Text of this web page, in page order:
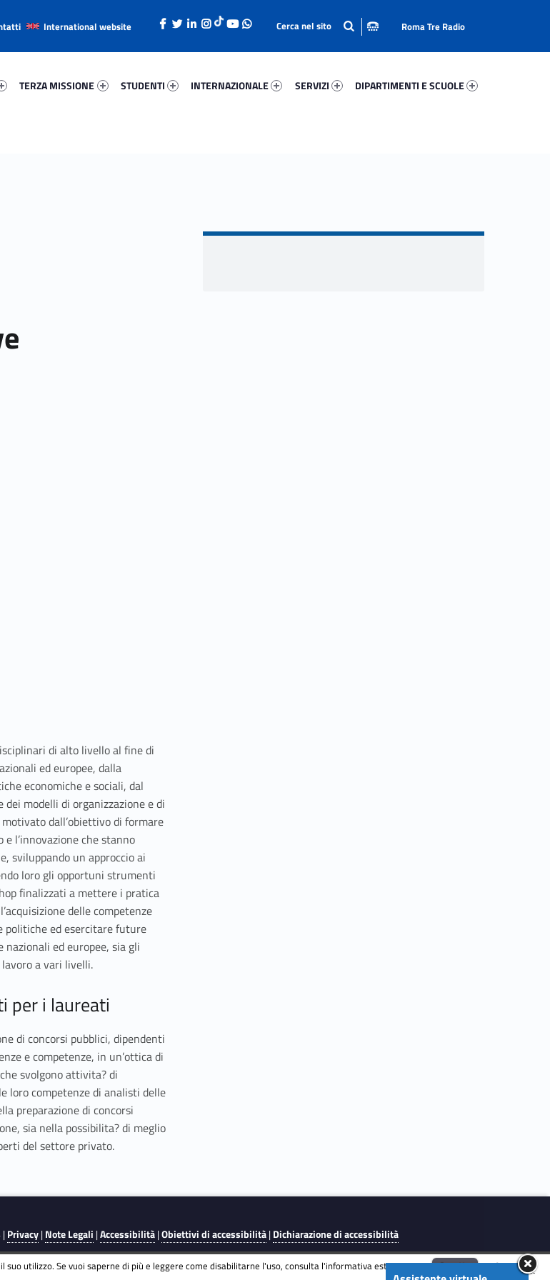
TERZA MISSIONE
STUDENTI
INTERNAZIONALE
SERVIZI
DIPARTIMENTI E SCUOLE
International website Roma Tre Radio
di alto livello al fine di
ed europee, dalla
economiche e sociali, dal
dei modelli di organizzazione e di
dall’obiettivo di formare
l’innovazione che stanno
sviluppando un approccio ai
loro gli opportuni strumenti
finalizzati a mettere i pratica
delle competenze
politiche ed esercitare future
ed europee, sia gli
a vari livelli.
per i laureati
di concorsi pubblici, dipendenti
e competenze, in un’ottica di
svolgono attivita? di
loro competenze di analisti delle
preparazione di concorsi
sia nella possibilita? di meglio
del settore privato.
|Privacy|Note Legali |Accessibilità|Obiettivi di accessibilità|Dichiarazione di accessibilità
utilizzo. Se vuoi saperne di più e leggere come disabilitarne l'uso, consulta l'informativa estesa.ENG Accetta
Informativa